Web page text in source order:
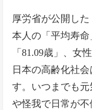
厚労省が公開し
本人の「平均寿
「81.09歳」、女
日本の高齢化社
す。いつまでも
や怪我で日常が